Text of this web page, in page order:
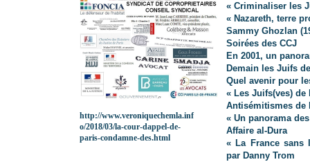
« Criminaliser les
« Nazareth, terre
Sammy Ghozlan
Soirées des CCJ
En 2001, un
Demain les Juifs
Quel avenir pour
« Les Juifs(ves) de
Antisémitismes de
« Un panorama
Affaire al-Dura
« La France sans
par Danny Trom
http://www.veroniquechemla.inf
o/2018/03/la-cour-dappel-de-
paris-condamne-des.html